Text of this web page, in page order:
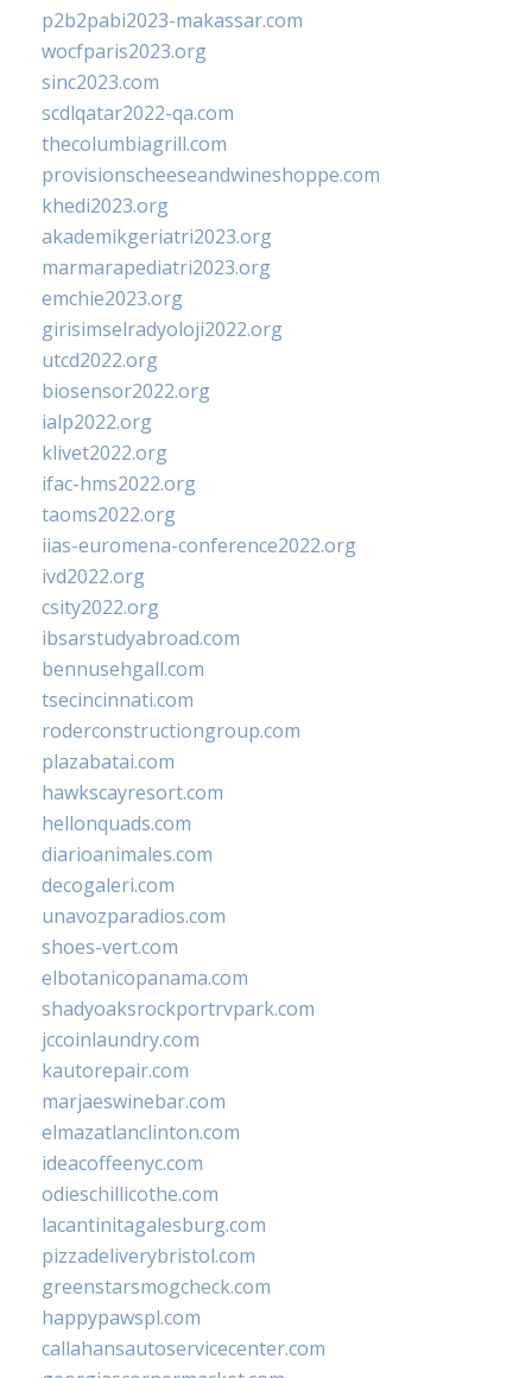
p2b2pabi2023-makassar.com
wocfparis2023.org
sinc2023.com
scdlqatar2022-qa.com
thecolumbiagrill.com
provisionscheeseandwineshoppe.com
khedi2023.org
akademikgeriatri2023.org
marmarapediatri2023.org
emchie2023.org
girisimselradyoloji2022.org
utcd2022.org
biosensor2022.org
ialp2022.org
klivet2022.org
ifac-hms2022.org
taoms2022.org
iias-euromena-conference2022.org
ivd2022.org
csity2022.org
ibsarstudyabroad.com
bennusehgall.com
tsecincinnati.com
roderconstructiongroup.com
plazabatai.com
hawkscayresort.com
hellonquads.com
diarioanimales.com
decogaleri.com
unavozparadios.com
shoes-vert.com
elbotanicopanama.com
shadyoaksrockportrvpark.com
jccoinlaundry.com
kautorepair.com
marjaeswinebar.com
elmazatlanclinton.com
ideacoffeenyc.com
odieschillicothe.com
lacantinitagalesburg.com
pizzadeliverybristol.com
greenstarsmogcheck.com
happypawspl.com
callahansautoservicecenter.com